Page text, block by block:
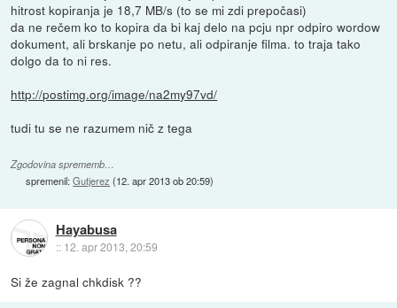
hitrost kopiranja je 18,7 MB/s (to se mi zdi prepočasi)
da ne rečem ko to kopira da bi kaj delo na pcju npr odpiro wordow
dokument, ali brskanje po netu, ali odpiranje filma. to traja tako
dolgo da to ni res.
http://postimg.org/image/na2my97vd/
tudi tu se ne razumem nič z tega
Zgodovina sprememb…
spremenil:Gutjerez (12. apr 2013 ob 20:59)
Hayabusa
:: 12. apr 2013, 20:59
Si že zagnal chkdisk ??